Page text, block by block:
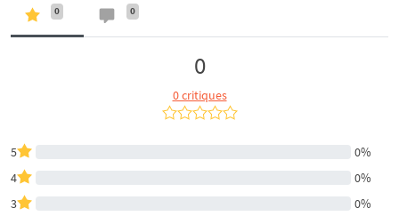
0 0
0
0 critiques
5
0%
4
0%
3
0%